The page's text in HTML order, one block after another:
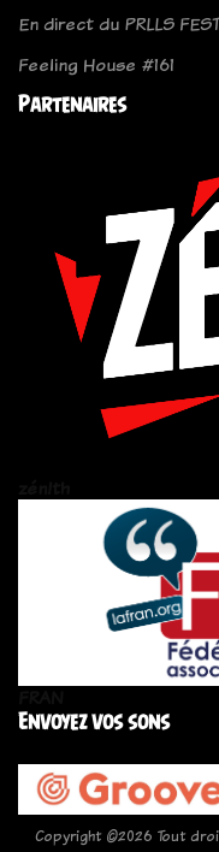
En direct du PRLLS
Feeling House #161
Partenaires
Envoyez vos sons
Copyright ©2026 Tout